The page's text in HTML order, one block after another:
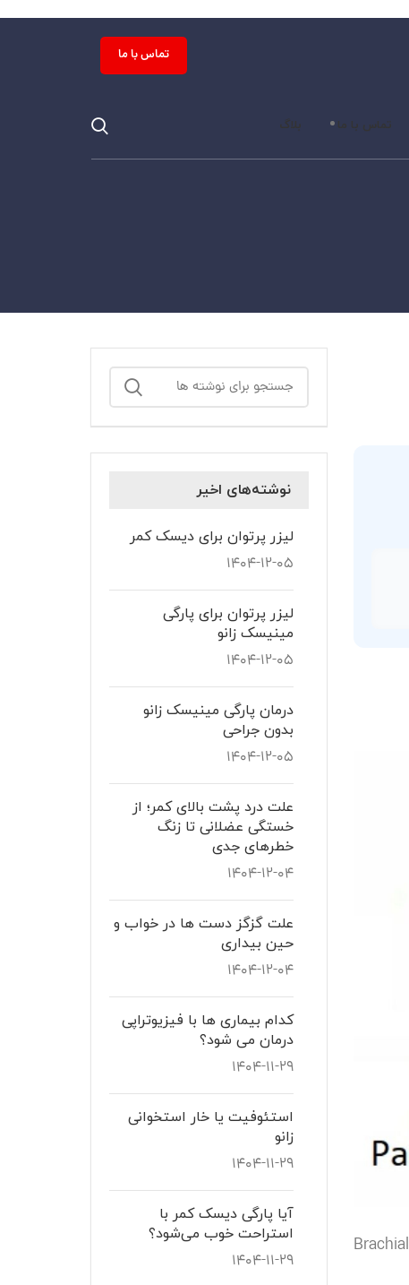
تماس با ما
تماس با ما بلاگ
فلج ارب چیست؟ فلج ارب (Erb’s Palsy) یک اختلال عصبی است که عمدتاً در اثر آسیب به شبکه عصبی بازویی (Brachial
نوشته‌های اخیر
لیزر پرتوان برای دیسک کمر
۱۴۰۴-۱۲-۰۵
لیزر پرتوان برای پارگی
مینیسک زانو
۱۴۰۴-۱۲-۰۵
درمان پارگی مینیسک زانو
بدون جراحی
۱۴۰۴-۱۲-۰۵
علت درد پشت بالای کمر؛ از
خستگی عضلانی تا زنگ
خطرهای جدی
۱۴۰۴-۱۲-۰۴
علت گزگز دست ها در خواب و
حین بیداری
۱۴۰۴-۱۲-۰۴
کدام بیماری ها با فیزیوتراپی
درمان می شود؟
۱۴۰۴-۱۱-۲۹
استئوفیت یا خار استخوانی
زانو
۱۴۰۴-۱۱-۲۹
آیا پارگی دیسک کمر با
استراحت خوب می‌شود؟
۱۴۰۴-۱۱-۲۹